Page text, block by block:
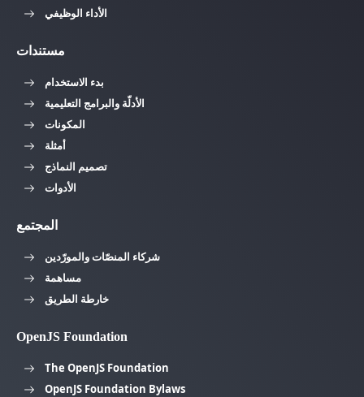
الأداء الوظيفي
مستندات
بدء الاستخدام
الأدلّة والبرامج التعليمية
المكونات
أمثلة
تصميم النماذج
الأدوات
المجتمع
شركاء المنصّات والمورّدين
مساهمة
خارطة الطريق
OpenJS Foundation
The OpenJS Foundation
OpenJS Foundation Bylaws